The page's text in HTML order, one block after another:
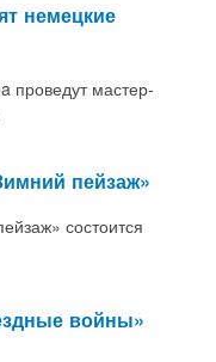
немецкие
проведут мастер-
пейзаж»
состоится
войны»